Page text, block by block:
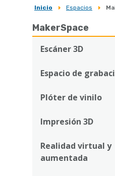
enlaces
de
ayuda
la
navegación
Inicio Espacios
MakerSpace
Escáner 3D
Espacio de
Plóter de vinilo
Impresión 3D
Realidad virtual y
aumentada